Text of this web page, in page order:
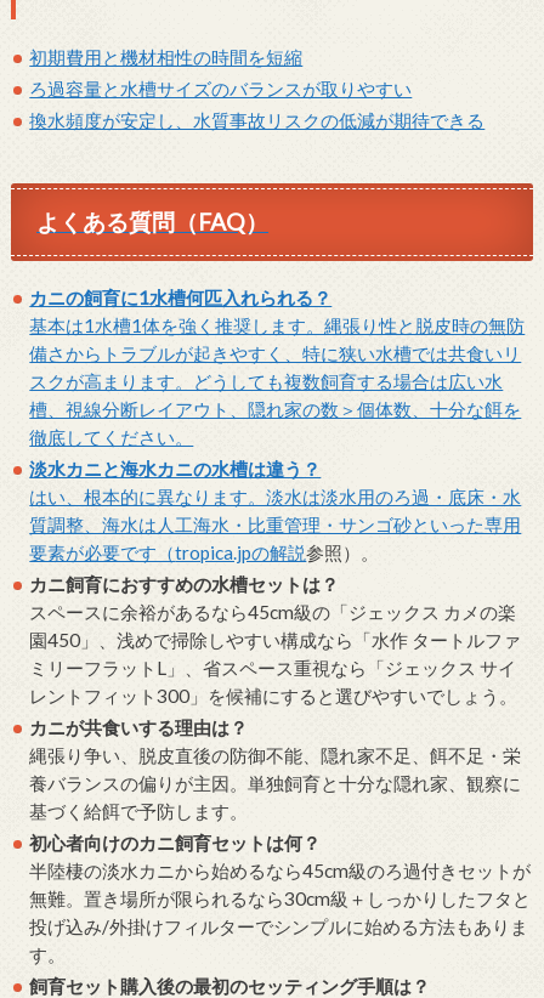
初期費用と機材相性の時間を短縮
ろ過容量と水槽サイズのバランスが取りやすい
換水頻度が安定し、水質事故リスクの低減が期待できる
よくある質問（FAQ）
カニの飼育に1水槽何匹入れられる？
基本は1水槽1体を強く推奨します。縄張り性と脱皮時の無防
備さからトラブルが起きやすく、特に狭い水槽では共食いリ
スクが高まります。どうしても複数飼育する場合は広い水
槽、視線分断レイアウト、隠れ家の数＞個体数、十分な餌を
徹底してください。
淡水カニと海水カニの水槽は違う？
はい、根本的に異なります。淡水は淡水用のろ過・底床・水
質調整、海水は人工海水・比重管理・サンゴ砂といった専用
要素が必要です（tropica.jpの解説参照）。
カニ飼育におすすめの水槽セットは？
スペースに余裕があるなら45cm級の「ジェックス カメの楽
園450」、浅めで掃除しやすい構成なら「水作 タートルファ
ミリーフラットL」、省スペース重視なら「ジェックス サイ
レントフィット300」を候補にすると選びやすいでしょう。
カニが共食いする理由は？
縄張り争い、脱皮直後の防御不能、隠れ家不足、餌不足・栄
養バランスの偏りが主因。単独飼育と十分な隠れ家、観察に
基づく給餌で予防します。
初心者向けのカニ飼育セットは何？
半陸棲の淡水カニから始めるなら45cm級のろ過付きセットが
無難。置き場所が限られるなら30cm級＋しっかりしたフタと
投げ込み/外掛けフィルターでシンプルに始める方法もありま
す。
飼育セット購入後の最初のセッティング手順は？